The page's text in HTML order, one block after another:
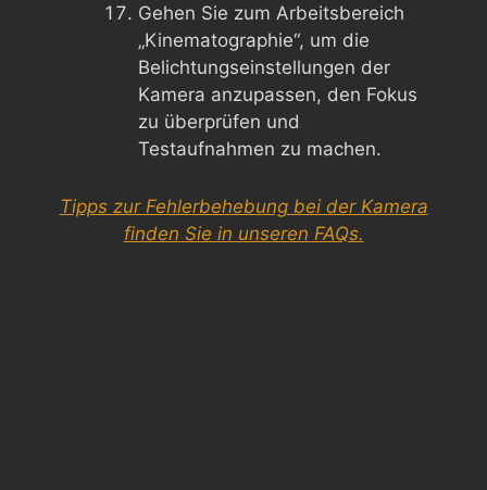
Gehen Sie zum Arbeitsbereich
„Kinematographie“, um die
Belichtungseinstellungen der
Kamera anzupassen, den Fokus
zu überprüfen und
Testaufnahmen zu machen.
Tipps zur Fehlerbehebung bei der Kamera
finden Sie in unseren FAQs.